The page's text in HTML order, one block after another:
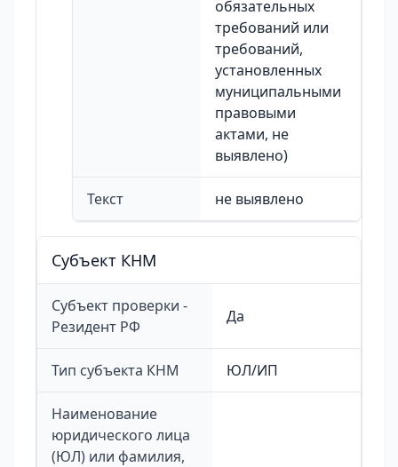
обязательных
требований или
требований,
установленных
муниципальными
правовыми
актами, не
выявлено)
Текст не выявлено
Cубъект КНМ
Субъект проверки -
Резидент РФ
Да
Тип субъекта КНМ ЮЛ/ИП
Наименование
юридического лица
(ЮЛ) или фамилия,